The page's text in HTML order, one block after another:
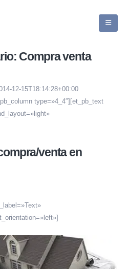
Compra venta
12-15T18:14:28+00:00
type=»4_4″][et_pb_text
venta en